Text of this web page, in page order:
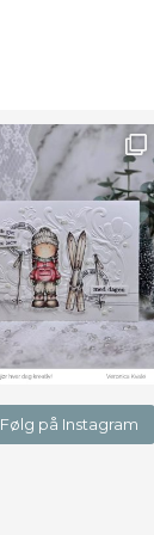
Følg på Instagram